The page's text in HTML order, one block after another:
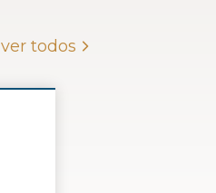
ver todos